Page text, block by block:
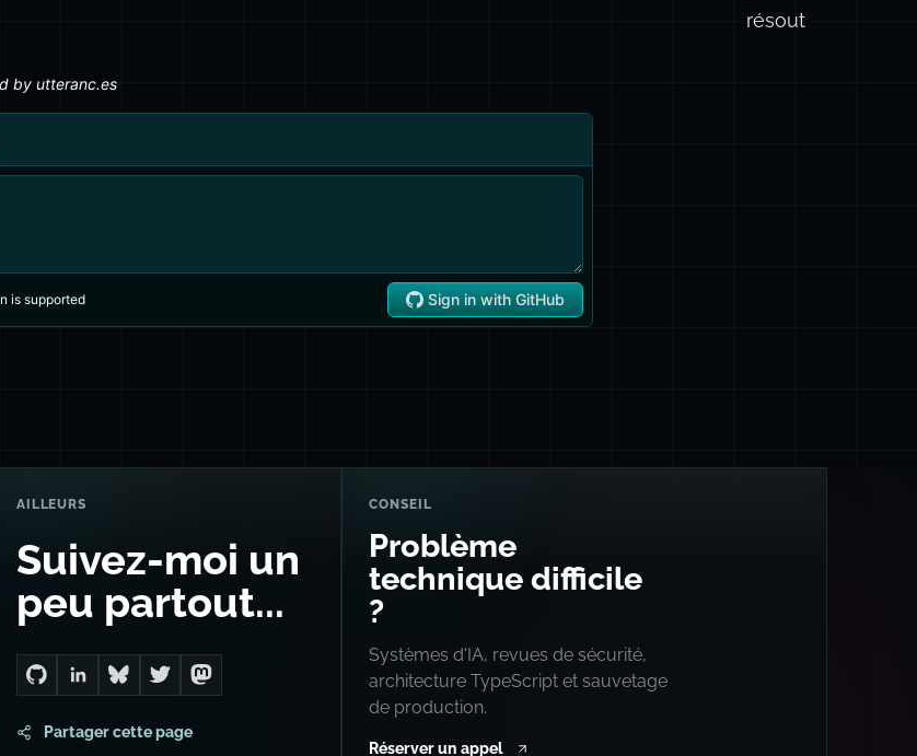
résout
AILLEURS
Suivez-moi un
peu partout...
Go to Dan's GitHub
Connect with me on LinkedIn
Follow me on Bluesky
Follow me on Twitter
Follow me on Mastodon
Partager cette page
CONSEIL
Problème
technique difficile
?
Systèmes d'IA, revues de sécurité,
architecture TypeScript et sauvetage
de production.
Réserver un appel